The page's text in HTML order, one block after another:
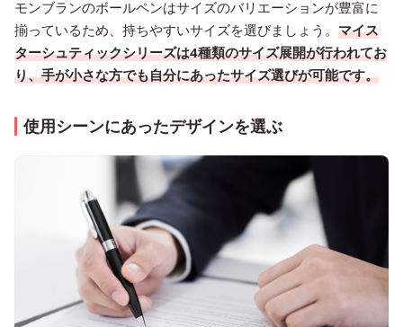
モンブランのボールペンはサイズのバリエーションが豊富に
揃っているため、持ちやすいサイズを選びましょう。 マイス
ターシュティックシリーズは4種類のサイズ展開が行われてお
り、手が小さな方でも自分にあったサイズ選びが可能です。
使用シーンにあったデザインを選ぶ